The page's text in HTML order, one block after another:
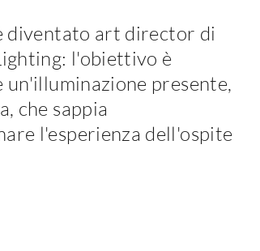
diventato art director di
l'obiettivo è
presente,
che sappia
l'esperienza dell'ospite